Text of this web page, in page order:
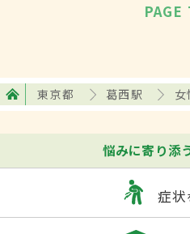
PAGE
東京都 葛西駅
悩みに寄り添
症状